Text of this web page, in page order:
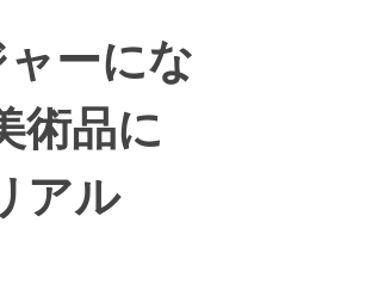
ーにな
術品に
アル